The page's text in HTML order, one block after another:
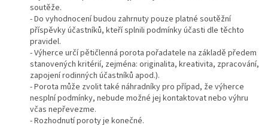
soutěže.
- Do vyhodnocení budou zahrnuty pouze platné soutěžní
příspěvky účastníků, kteří splnili podmínky účasti dle těchto
pravidel.
- Výherce určí pětičlenná porota pořadatele na základě předem
stanovených kritérií, zejména: originalita, kreativita, zpracování,
zapojení rodinných účastníků apod.).
- Porota může zvolit také náhradníky pro případ, že výherce
nesplní podmínky, nebude možné jej kontaktovat nebo výhru
včas nepřevezme.
- Rozhodnutí poroty je konečné.